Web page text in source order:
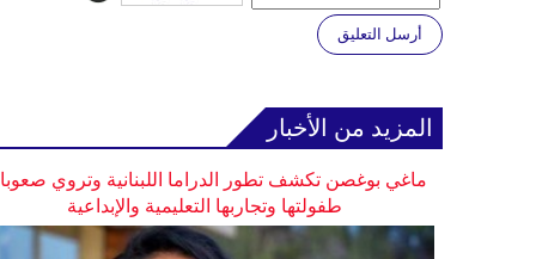
أرسل التعليق
المزيد من الأخبار
ماغي بوغصن تكشف تطور الدراما اللبنانية وتروي
طفولتها وتجاربها التعليمية والإبداعية